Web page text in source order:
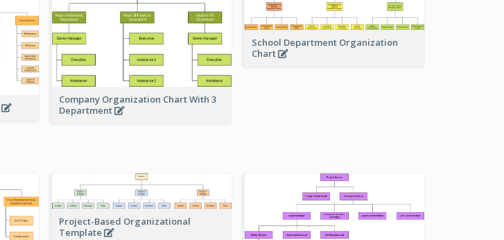
Company Organization Chart With 3
Department
School Department Organization
Chart
Project-Based Organizational
Template